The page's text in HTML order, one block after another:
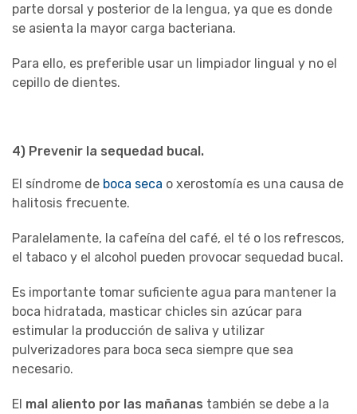
parte dorsal y posterior de la lengua, ya que es donde
se asienta la mayor carga bacteriana.
Para ello, es preferible usar un limpiador lingual y no el
cepillo de dientes.
4) Prevenir la sequedad bucal.
El síndrome de boca seca o xerostomía es una causa de
halitosis frecuente.
Paralelamente, la cafeína del café, el té o los refrescos,
el tabaco y el alcohol pueden provocar sequedad bucal.
Es importante tomar suficiente agua para mantener la
boca hidratada, masticar chicles sin azúcar para
estimular la producción de saliva y utilizar
pulverizadores para boca seca siempre que sea
necesario.
El mal aliento por las mañanas también se debe a la